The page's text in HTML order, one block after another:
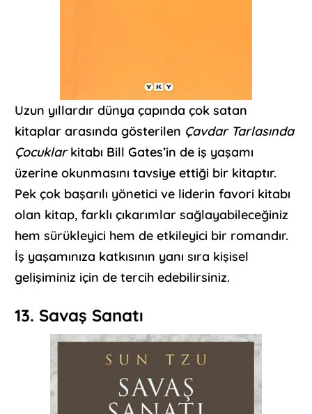
Uzun yıllardır dünya çapında çok satan
kitaplar arasında gösterilen Çavdar Tarlasında
Çocuklarkitabı Bill Gates’in de iş yaşamı
üzerine okunmasını tavsiye ettiği bir kitaptır.
Pek çok başarılı yönetici ve liderin favori kitabı
olan kitap, farklı çıkarımlar sağlayabileceğiniz
hem sürükleyici hem de etkileyici bir romandır.
İş yaşamınıza katkısının yanı sıra kişisel
gelişiminiz için de tercih edebilirsiniz.
13. Savaş Sanatı